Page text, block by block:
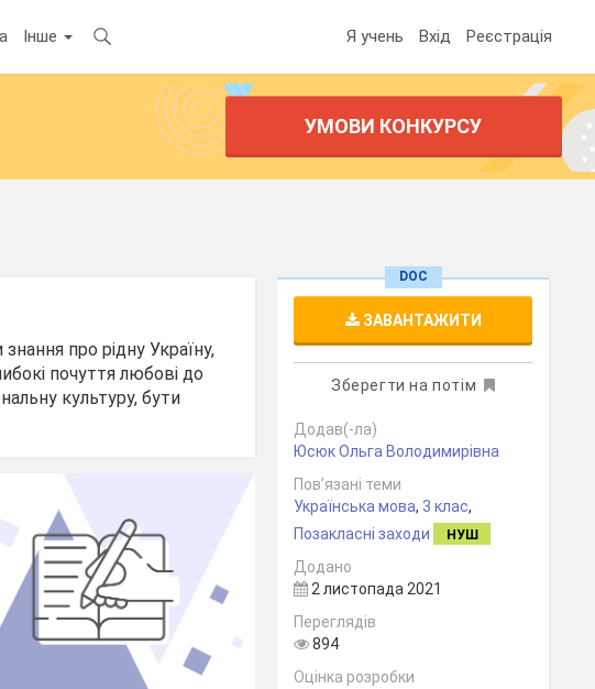
Інше Я учень Вхід Реєстрація
УМОВИ КОНКУРСУ
про рідну Україну,
почуття любові до
культуру, бути
DOC
ЗАВАНТАЖИТИ
Зберегти на потім
Додав(-ла)
Юсюк Ольга Володимирівна
Пов’язані теми
Українська мова, 3 клас,
Позакласні заходи
НУШ
Додано
2 листопада 2021
Переглядів
894
Оцінка розробки